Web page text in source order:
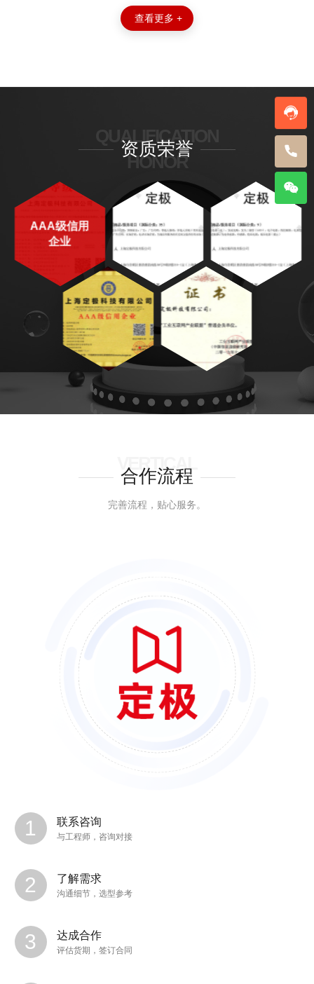
查看更多 +
资质荣誉
QUALIFICATION
HONOR
AAA级信用
企业
合作流程
VERTICAL
完善流程，贴心服务。
联系咨询
与工程师，咨询对接
了解需求
沟通细节，选型参考
达成合作
评估货期，签订合同